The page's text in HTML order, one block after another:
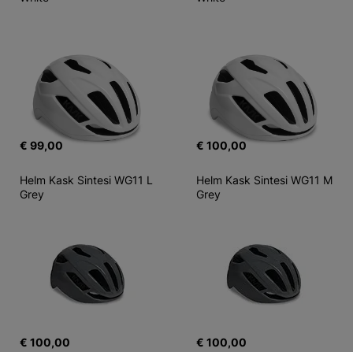
€ 99,00 € 100,00
Helm Kask Sintesi WG11 L
Grey
€ 100,00
Helm Kask Sintesi WG11 M
Grey
€ 100,00